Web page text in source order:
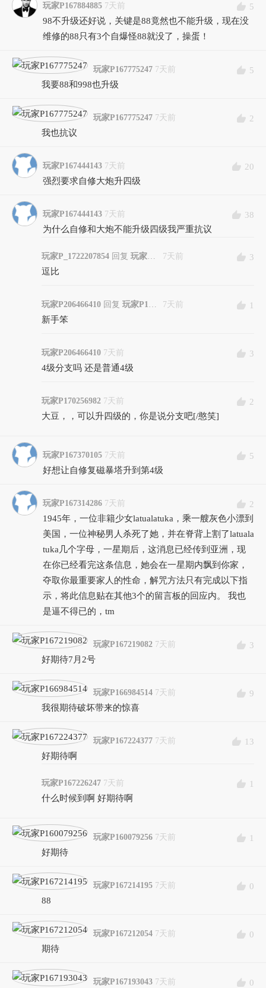
玩家P167884885 7天前
5
98不升级还好说，关键是88竟然也不能升级，现在没
维修的88只有3个自爆怪88就没了，操蛋！
玩家P167775247 7天前
5
我要88和998也升级
玩家P167775247 7天前
2
我也抗议
玩家P167444143 7天前
20
强烈要求自修大炮升四级
玩家P167444143 7天前
38
为什么自修和大炮不能升级四级我严重抗议
玩家P_1722207854回复 玩家P170256982 7天前
3
逗比
玩家P206466410回复 玩家P170256982 7天前
1
新手笨
玩家P206466410 7天前
3
4级分支吗 还是普通4级
玩家P170256982 7天前
2
大豆，，可以升四级的，你是说分支吧[/憨笑]
玩家P167370105 7天前
5
好想让自修复磁暴塔升到第4级
玩家P167314286 7天前
2
1945年，一位非籍少女latualatuka，乘一艘灰色小漂到
美国，一位神秘男人杀死了她，并在脊背上割了latuala
tuka几个字母，一星期后，这消息已经传到亚洲，现
在你已经看完这条信息，她会在一星期内飘到你家，
夺取你最重要家人的性命，解咒方法只有完成以下指
示，将此信息贴在其他3个的留言板的回应内。 我也
是逼不得已的，tm
玩家P167219082 7天前
3
好期待7月2号
玩家P166984514 7天前
9
我很期待破坏带来的惊喜
玩家P167224377 7天前
13
好期待啊
玩家P167226247 7天前
1
什么时候到啊 好期待啊
玩家P160079256 7天前
1
好期待
玩家P167214195 7天前
0
88
玩家P167212054 7天前
0
期待
玩家P167193043 7天前 0